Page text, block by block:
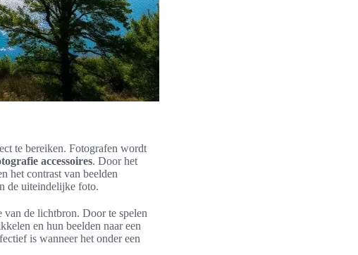
te bereiken. Fotografen wordt
accessoires. Door het
het contrast van beelden
de uiteindelijke foto.
de lichtbron. Door te spelen
en hun beelden naar een
is wanneer het onder een